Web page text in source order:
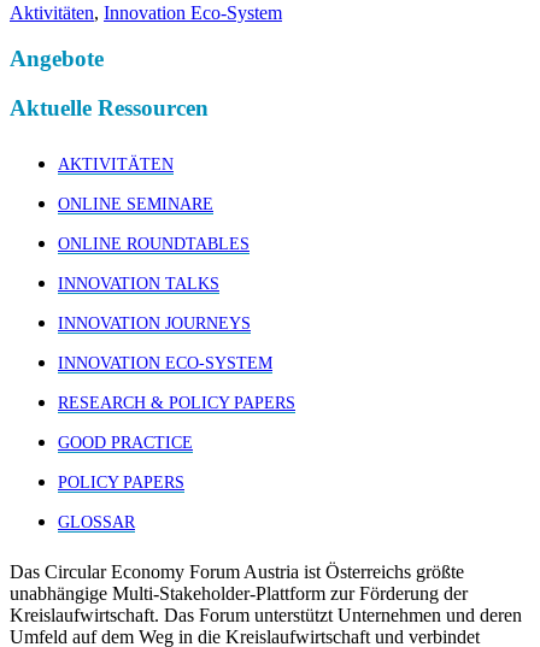
Aktivitäten, Innovation Eco-System
Angebote
Aktuelle Ressourcen
AKTIVITÄTEN
ONLINE SEMINARE
ONLINE ROUNDTABLES
INNOVATION TALKS
INNOVATION JOURNEYS
INNOVATION ECO-SYSTEM
RESEARCH & POLICY PAPERS
GOOD PRACTICE
POLICY PAPERS
GLOSSAR
Das Circular Economy Forum Austria ist Österreichs größte
unabhängige Multi-Stakeholder-Plattform zur Förderung der
Kreislaufwirtschaft. Das Forum unterstützt Unternehmen und deren
Umfeld auf dem Weg in die Kreislaufwirtschaft und verbindet